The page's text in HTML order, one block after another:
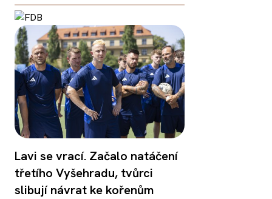
Lavi se vrací. Začalo natáčení
třetího Vyšehradu, tvůrci
slibují návrat ke kořenům